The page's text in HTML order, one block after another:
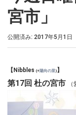
宮市」
公開済み: 2017年5月1日
【Nibbles (+陽向の里) 】
第17回 杜の宮市